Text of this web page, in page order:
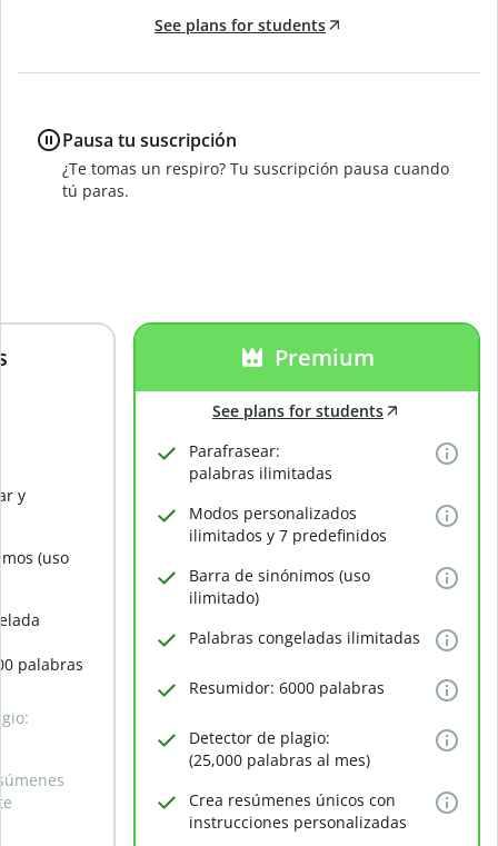
y
(uso
palabras
Premium
See plans for students
Parafrasear:
palabras ilimitadas
Modos personalizados
ilimitados y 7 predefinidos
Barra de sinónimos (uso
ilimitado)
Palabras congeladas ilimitadas
Resumidor: 6000 palabras
Detector de plagio:
(25,000 palabras al mes)
Crea resúmenes únicos con
instrucciones personalizadas
See plans for students
Pausa tu suscripción
¿Te tomas un respiro? Tu suscripción pausa cuando
tú paras.